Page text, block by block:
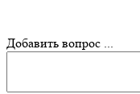
Добавить вопрос ...